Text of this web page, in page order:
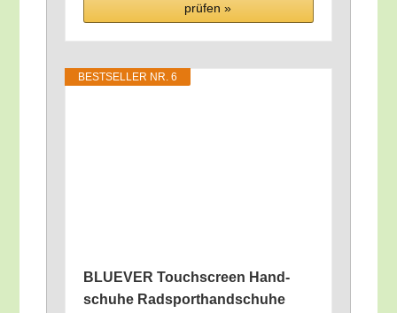
prü­fen »
BEST­SEL­LER NR. 6
BLUEVER Touch­screen Hand­
schu­he Rad­sport­hand­schu­he